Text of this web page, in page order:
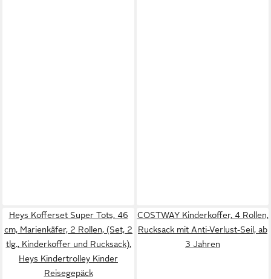
Heys Kofferset Super Tots, 46
cm, Marienkäfer, 2 Rollen, (Set, 2
tlg., Kinderkoffer und Rucksack),
Heys Kindertrolley Kinder
Reisegepäck
COSTWAY Kinderkoffer, 4 Rollen,
Rucksack mit Anti-Verlust-Seil, ab
3 Jahren